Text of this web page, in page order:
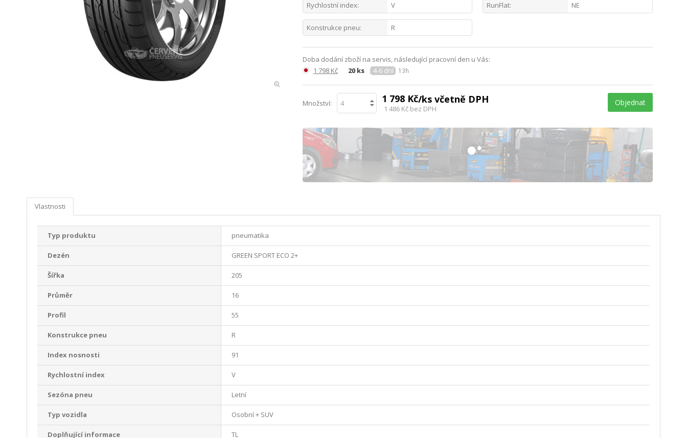
Rychlostní index: V RunFlat: NE
Konstrukce pneu: R
Doba dodání zboží na servis, následující pracovní den u Vás:
1 798 Kč
20 ks 4-6 dní 13h
Objednat
Množství: 1 798 Kč/ks včetně DPH
1 486 Kč bez DPH
Vlastnosti
Typ produktu pneumatika
Dezén GREEN SPORT ECO 2+
Šířka 205
Průměr 16
Profil 55
Konstrukce pneu R
Index nosnosti 91
Rychlostní index V
Sezóna pneu Letní
Typ vozidla Osobní + SUV
Doplňující informace TL